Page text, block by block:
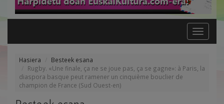
Toggle
navigation
Hasiera
Besteek esana
Rugby. «Une finale, ça ne se joue pas, ça se gagne»: à Paris, la
diaspora basque peut ramener un cinquième bouclier de
champion de France (Sud Ouest-en)